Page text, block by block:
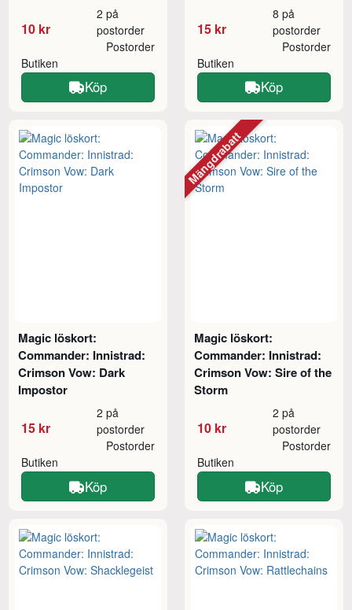
10 kr
2 på
postorder
Butiken
Postorder
Köp
15 kr
8 på
postorder
Butiken
Postorder
Köp
Magic löskort:
Commander: Innistrad:
Crimson Vow: Dark
Impostor
15 kr
2 på
postorder
Butiken
Postorder
Köp
Magic löskort:
Commander: Innistrad:
Crimson Vow: Sire of the
Storm
10 kr
2 på
postorder
Butiken
Postorder
Köp
Mängdrabatt